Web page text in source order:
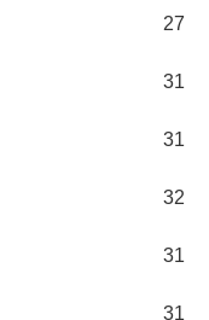
27
31
31
32
31
31